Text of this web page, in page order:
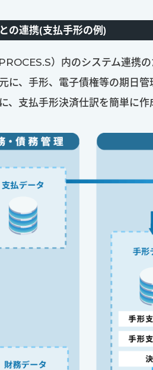
の連携(支払手形の例)
）内のシステム連携
に、手形、電子債権等の期日
、支払手形決済仕訳を簡単に作